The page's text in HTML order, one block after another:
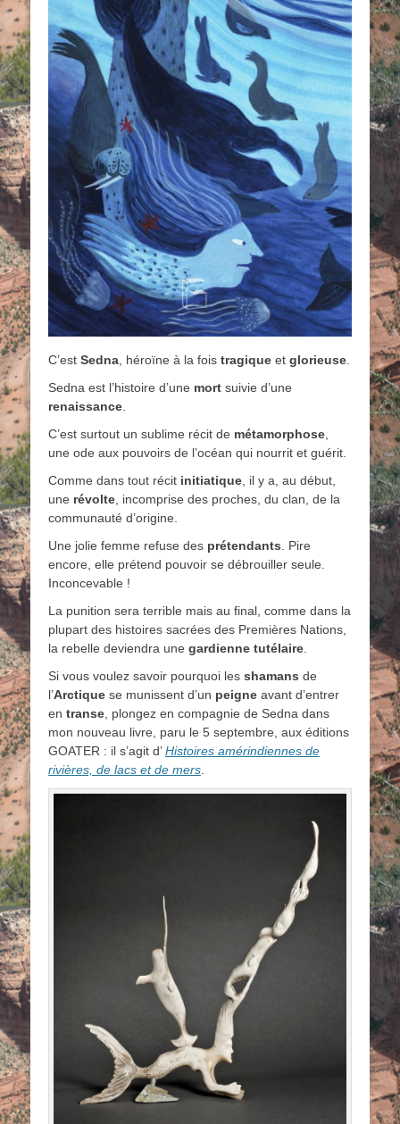
C’est Sedna , héroïne à la fois tragique et glorieuse
Sedna est l’histoire d’une mort suivie d’une
renaissance
C’est surtout un sublime récit de métamorphose
une ode aux pouvoirs de l’océan qui nourrit et guérit.
Comme dans tout récit initiatique , il y a, au début,
une révolte , incomprise des proches, du clan, de la
communauté d’origine.
Une jolie femme refuse des prétendants . Pire
encore, elle prétend pouvoir se débrouiller seule.
Inconcevable !
La punition sera terrible mais au final, comme dans la
plupart des histoires sacrées des Premières Nations,
la rebelle deviendra une gardienne tutélaire
Si vous voulez savoir pourquoi les shamans de
l’Arctique se munissent d’un peigne avant d’entrer
en transe , plongez en compagnie de Sedna dans
mon nouveau livre, paru le 5 septembre, aux éditions
GOATER : il s’agit d’Histoires amérindiennes de
rivières, de lacs et de mers